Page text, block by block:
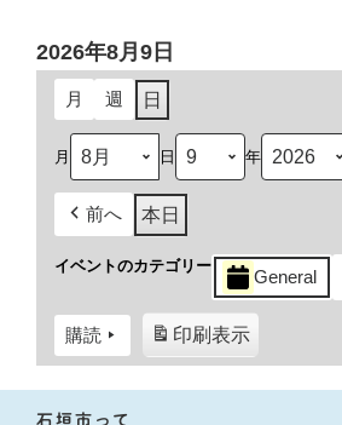
2026年8月9日
月 週 日
月 日 年
前へ 本日
イベントのカテゴリー
General
購読 印刷表示
石垣市って